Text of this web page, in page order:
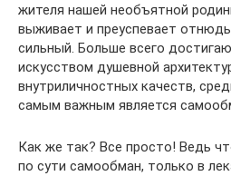
жителя нашей необъятной
выживает и преуспевает
сильный. Больше всего
искусством душевной
внутриличностных качеств,
самым важным является
Как же так? Все просто! Ведь
по сути самообман, только в